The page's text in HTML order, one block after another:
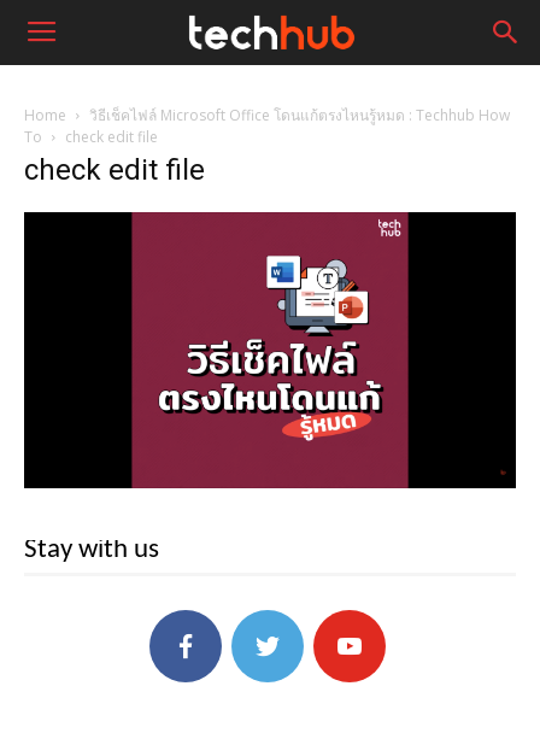
Home
วิธีเช็คไฟล์ Microsoft Office โดนแก้ตรงไหนรู้หมด : Techhub How
To
check edit file
check edit file
Stay with us